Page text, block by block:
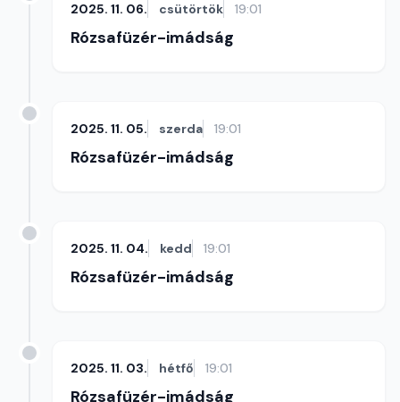
2025. 11. 06. csütörtök 19:01
Rózsafüzér-imádság
2025. 11. 05. szerda 19:01
Rózsafüzér-imádság
2025. 11. 04. kedd 19:01
Rózsafüzér-imádság
2025. 11. 03. hétfő 19:01
Rózsafüzér-imádság